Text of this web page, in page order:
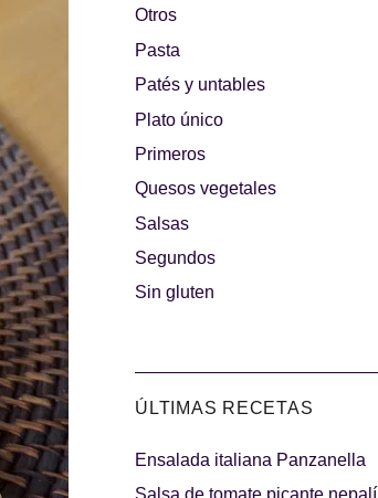
Los más dulces
Días de fiesta
Otros
Pasta
Patés y untables
Plato único
Primeros
Quesos vegetales
Salsas
Segundos
Sin gluten
ÚLTIMAS RECETAS
Ensalada italiana Panzanella